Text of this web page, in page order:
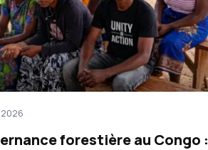
forestière au Congo :